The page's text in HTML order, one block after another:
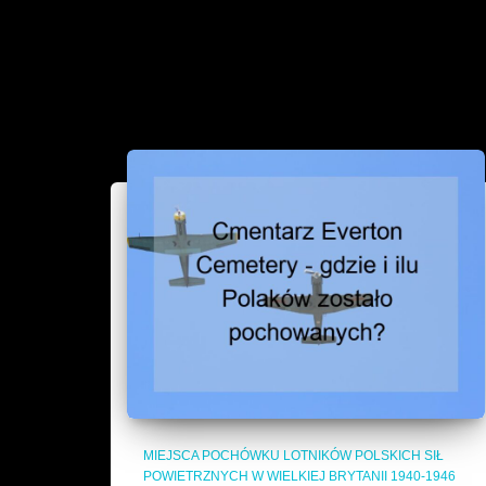
MIEJSCA POCHÓWKU LOTNIKÓW POLSKICH SIŁ
POWIETRZNYCH W WIELKIEJ BRYTANII 1940-1946